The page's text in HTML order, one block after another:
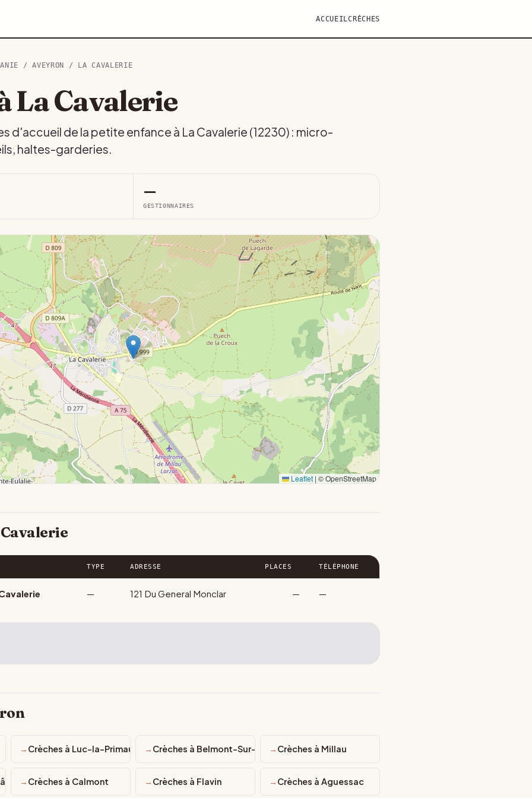
ACCUEILCRÈCHES
/AVEYRON / LA CAVALERIE
La Cavalerie
d'accueil de la petite enfance à La Cavalerie (12230) : micro-
haltes-garderies.
—
GESTIONNAIRES
Leaflet | © OpenStreetMap
TYPE ADRESSE PLACES TÉLÉPHONE
— 121 Du General Monclar — —
Crèches à Luc-la-Primaube Crèches à Belmont-Sur-RanceCrèches à Millau
Crèches à Calmont Crèches à Flavin Crèches à Aguessac